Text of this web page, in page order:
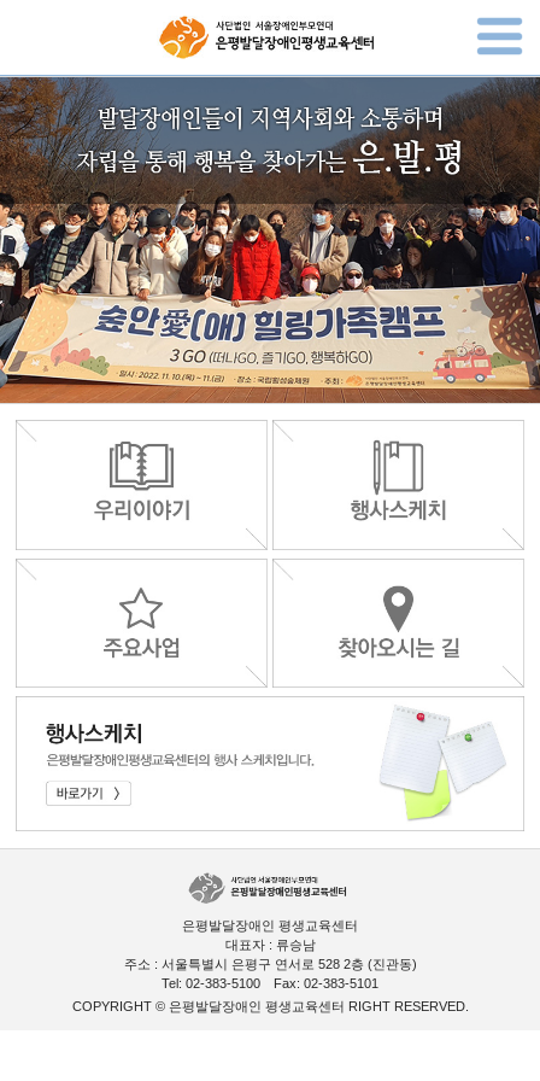
은평발달장애인 평생교육센터
대표자 : 류승남
주소 : 서울특별시 은평구 연서로 528 2층 (진관동)
Tel: 02-383-5100
Fax: 02-383-5101
COPYRIGHT © 은평발달장애인 평생교육센터 RIGHT RESERVED.